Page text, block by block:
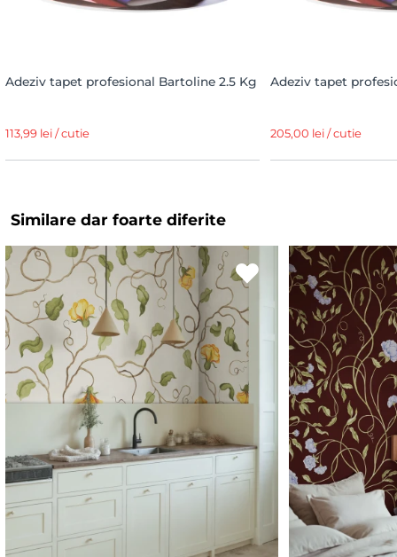
Adeziv tapet profesional Bartoline 2.5 Kg
113,99 lei / cutie
Adeziv tapet
205,00 lei / cutie
Similare dar foarte diferite